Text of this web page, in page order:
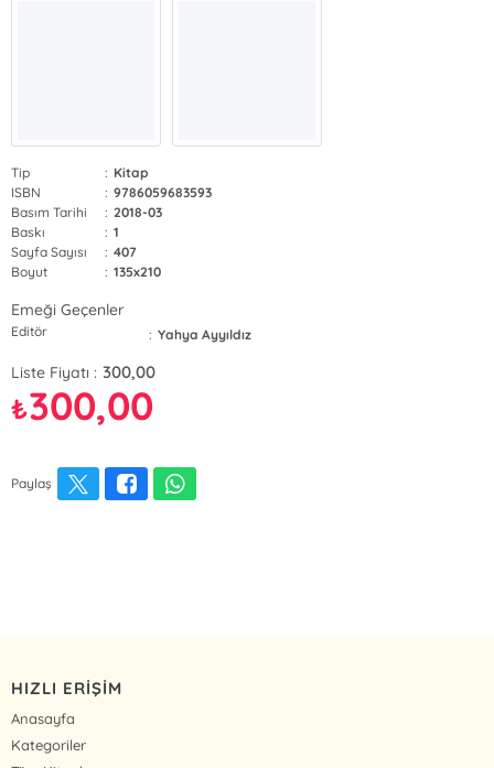
Tip : Kitap
ISBN
: 9786059683593
Basım Tarihi
: 2018-03
Baskı
: 1
Sayfa Sayısı
: 407
Boyut
: 135x210
Emeği Geçenler
Editör : Yahya Ayyıldız
Liste Fiyatı : 300,00
₺300,00
Paylaş
HIZLI ERİŞİM
Anasayfa
Kategoriler